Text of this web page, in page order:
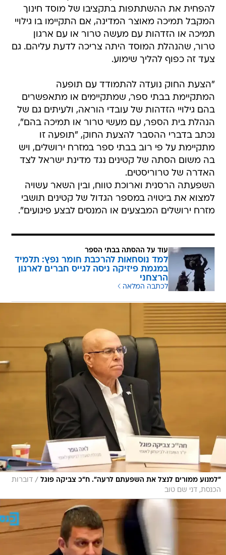
להפחית את ההשתתפות בתקציבו של מוסד חינוך
המקבל תמיכה מאוצר המדינה, אם התקיימו בו גילויי
תמיכה או הזדהות עם מעשה טרור או עם ארגון
טרור, שהנהלת המוסד היתה צריכה לדעת עליהם. גם
צעד זה כפוף להליך שימוע.
"הצעת החוק נועדה להתמודד עם תופעה
המתקיימת בבתי ספר, שמתקיימים או מתאפשרים
בהם גילויי הזדהות של עובדי הוראה, ולעיתים גם של
הנהלת בית הספר, עם מעשי טרור או תמיכה בהם",
נכתב בדברי ההסבר להצעת החוק, "תופעה זו
מתקיימת על פי רוב בבתי ספר במזרח ירושלים, ויש
בה משום הסתה של קטינים נגד מדינת ישראל לצד
האדרה של טרוריסטים.
השפעתה הרסנית וארוכת טווח, ובין השאר עשויה
למצוא את ביטויה במספר הגדול של קטינים תושבי
מזרח ירושלים המבצעים או המנסים לבצע פיגועים".
עוד על ההסתה בבתי הספר
למד נוסחאות להרכבת חומר נפץ: תלמיד
במגמת פיזיקה ניסה לגייס חברים לארגון
הרצחני
לכתבה המלאה
"למנוע ממורים לנצל את השפעתם לרעה". ח"כ צביקה פוגל / דוברות
הכנסת, דני שם טוב